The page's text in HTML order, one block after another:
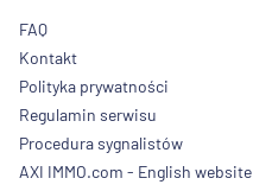
FAQ
Kontakt
Polityka prywatności
Regulamin serwisu
Procedura sygnalistów
AXI IMMO.com - English website